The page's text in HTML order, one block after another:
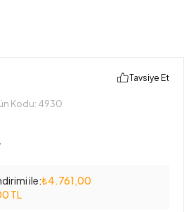
Kodu: 4930
Tavsiye Et
ile:₺4.761,00
TL